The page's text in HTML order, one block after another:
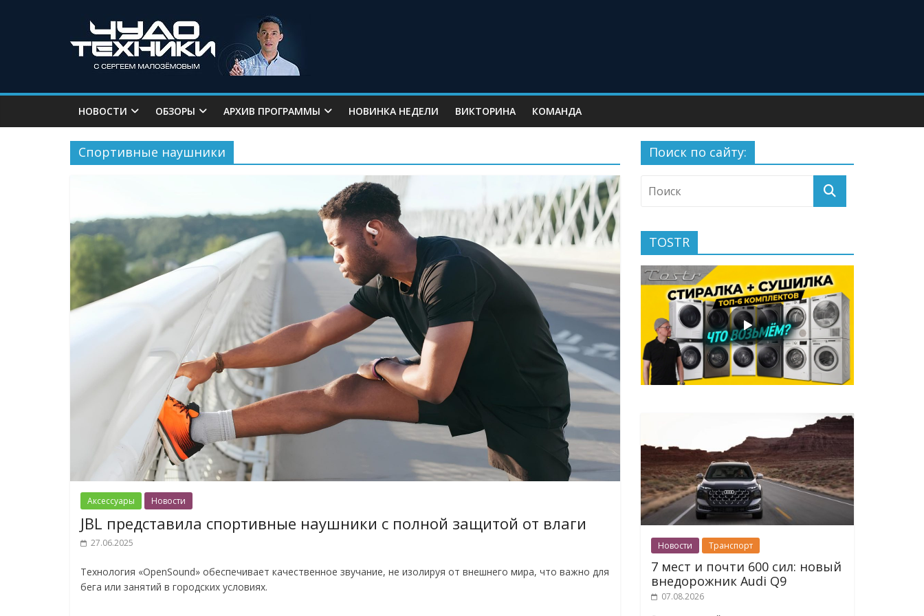
НОВОСТИ ОБЗОРЫ АРХИВ ПРОГРАММЫ НОВИНКА НЕДЕЛИ ВИКТОРИНА КОМАНДА
Спортивные наушники
Аксессуары Новости
JBL представила спортивные наушники с полной защитой от влаги
27.06.2025
Технология «OpenSound» обеспечивает качественное звучание, не изолируя от внешнего мира, что важно для
бега или занятий в городских условиях.
Поиск по сайту:
TOSTR
Новости Транспорт
7 мест и почти 600 сил: новый
внедорожник Audi Q9
07.08.2026